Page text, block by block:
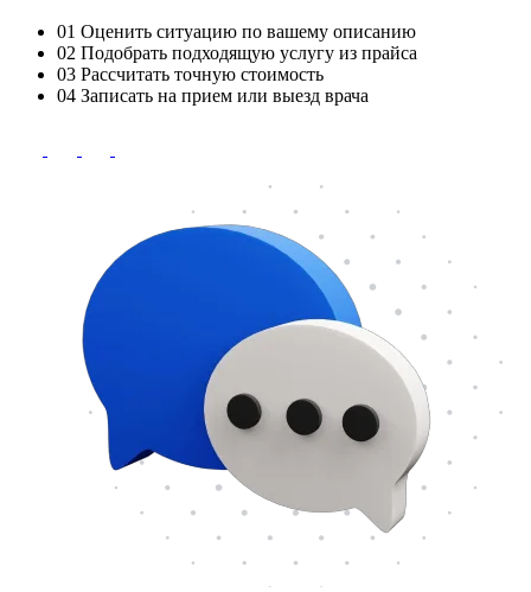
01 Оценить ситуацию по вашему описанию
02 Подобрать подходящую услугу из прайса
03 Рассчитать точную стоимость
04 Записать на прием или выезд врача